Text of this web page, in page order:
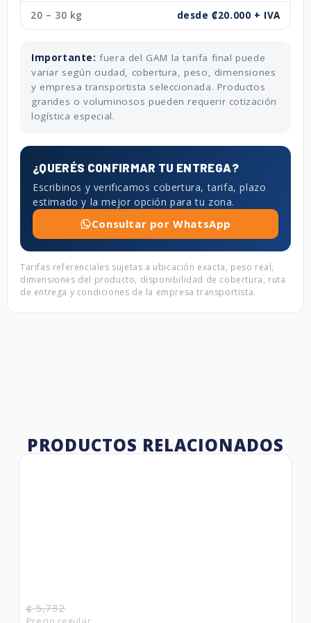
20 – 30 kg desde ₡20.000 + IVA
Importante: fuera del GAM la tarifa final puede
variar según ciudad, cobertura, peso, dimensiones
y empresa transportista seleccionada. Productos
grandes o voluminosos pueden requerir cotización
logística especial.
¿QUERÉS CONFIRMAR TU ENTREGA?
Escribinos y verificamos cobertura, tarifa, plazo
estimado y la mejor opción para tu zona.
Consultar por WhatsApp
Tarifas referenciales sujetas a ubicación exacta, peso real,
dimensiones del producto, disponibilidad de cobertura, ruta
de entrega y condiciones de la empresa transportista.
PRODUCTOS RELACIONADOS
₡5,732